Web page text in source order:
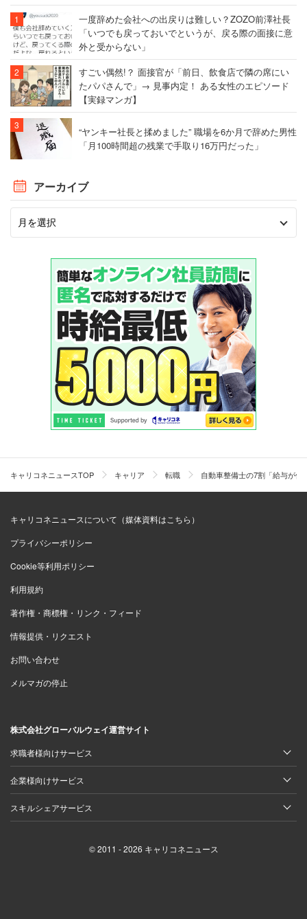
一度辞めた会社への出戻りは難しい？ZOZO前澤社長
「いつでも戻っておいでというが、戻る際の面接に意
外と受からない」
すごい偶然!？ 面接官が「前日、飲食店で隣の席にい
たパパさんで」→ 見事内定！ ある女性のエピソード
【実録マンガ】
“ヤンキー社長と揉めました” 職場を6か月で辞めた男性
「月100時間超の残業で手取り16万円だった」
アーカイブ
キャリコネニュースTOP キャリア 転職 自動車整備士の7割「給与が
キャリコネニュースについて（媒体資料はこちら）
プライバシーポリシー
Cookie等利用ポリシー
利用規約
著作権・商標権・リンク・フィード
情報提供・リクエスト
お問い合わせ
メルマガの停止
株式会社グローバルウェイ運営サイト
求職者様向けサービス
企業様向けサービス
スキルシェアサービス
© 2011 - 2026 キャリコネニュース